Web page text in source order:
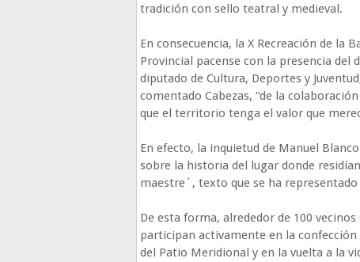
tradición con sello teatral y medieval.
En consecuencia, la X Recreación de la
Provincial pacense con la presencia del
diputado de Cultura, Deportes y
comentado Cabezas, “de la
que el territorio tenga el valor que
En efecto, la inquietud de Manuel
sobre la historia del lugar donde
maestre´, texto que se ha
De esta forma, alrededor de 100
participan activamente en la
del Patio Meridional y en la vuelta a la